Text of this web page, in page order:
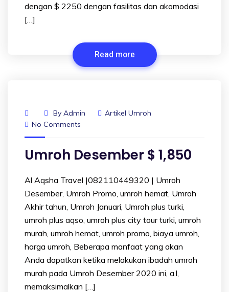
dengan $ 2250 dengan fasilitas dan akomodasi
[…]
Read more
By Admin
Artikel Umroh
No Comments
Umroh Desember $ 1,850
Al Aqsha Travel |082110449320 | Umroh
Desember, Umroh Promo, umroh hemat, Umroh
Akhir tahun, Umroh Januari, Umroh plus turki,
umroh plus aqso, umroh plus city tour turki, umroh
murah, umroh hemat, umroh promo, biaya umroh,
harga umroh, Beberapa manfaat yang akan
Anda dapatkan ketika melakukan ibadah umroh
murah pada Umroh Desember 2020 ini, a.l,
memaksimalkan […]